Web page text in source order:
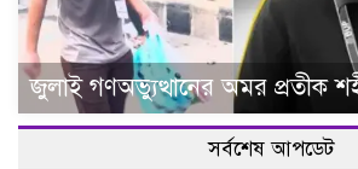
জুলাই গণঅভ্যুত্থানের অমর প্রতীক
সর্বশেষ আপডেট